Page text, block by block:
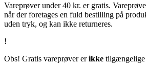
Vareprøver under 40 kr. er gratis.
når der foretages en fuld bestilling på
uden tryk, og kan ikke returneres.
!
Obs! Gratis vareprøver erikke tilgængelige